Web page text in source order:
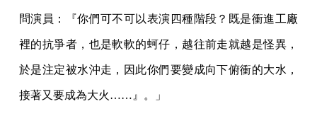
問演員：『你們可不可以表演四種階段？既是衝進工廠
裡的抗爭者，也是軟軟的蚵仔，越往前走就越是怪異，
於是注定被水沖走，因此你們要變成向下俯衝的大水，
接著又要成為大火……』。」